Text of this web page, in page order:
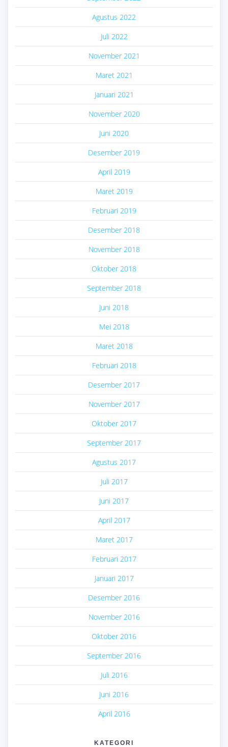
Agustus 2022
Juli 2022
November 2021
Maret 2021
Januari 2021
November 2020
Juni 2020
Desember 2019
April 2019
Maret 2019
Februari 2019
Desember 2018
November 2018
Oktober 2018
September 2018
Juni 2018
Mei 2018
Maret 2018
Februari 2018
Desember 2017
November 2017
Oktober 2017
September 2017
Agustus 2017
Juli 2017
Juni 2017
April 2017
Maret 2017
Februari 2017
Januari 2017
Desember 2016
November 2016
Oktober 2016
September 2016
Juli 2016
Juni 2016
April 2016
KATEGORI